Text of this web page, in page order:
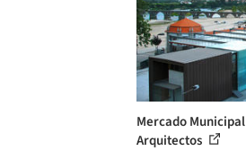
Mercado
Arquitectos